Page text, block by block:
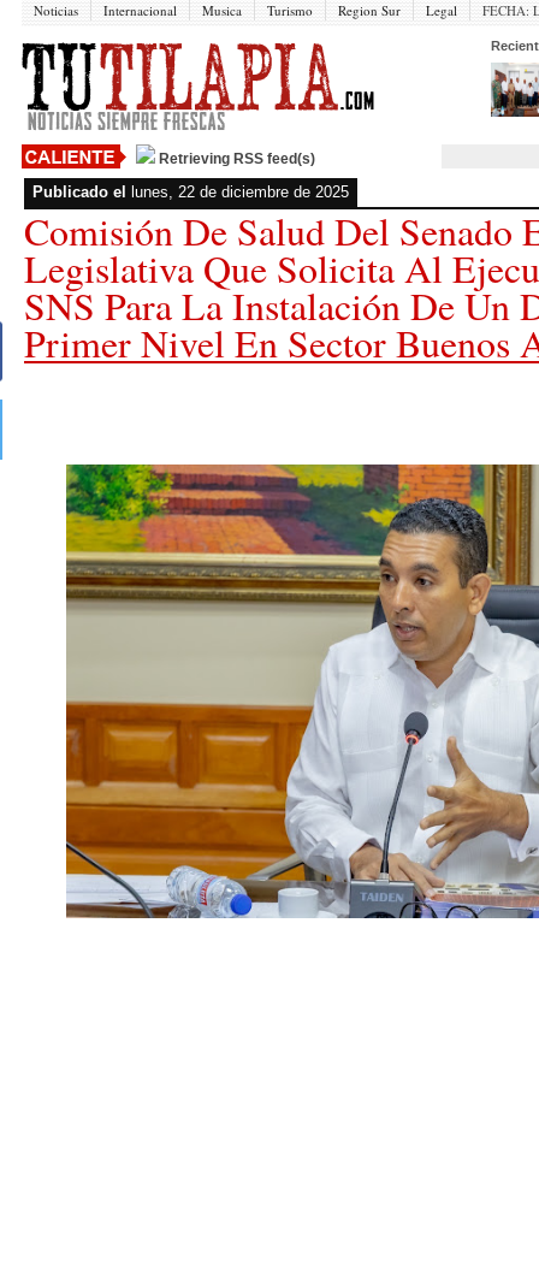
Noticias Internacional Musica Turismo Region Sur Legal FECHA:
Retrieving RSS feed(s)
Publicado el lunes, 22 de diciembre de 2025
Comisión De Salud Del Senado
Legislativa Que Solicita Al
SNS Para La Instalación De Un
Primer Nivel En Sector Buenos